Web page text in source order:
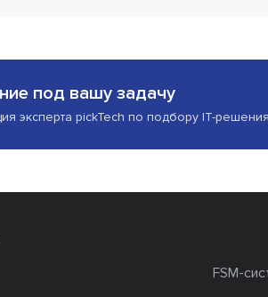
под вашу задачу
эксперта pickTech по подбору IT-решения
FSM-